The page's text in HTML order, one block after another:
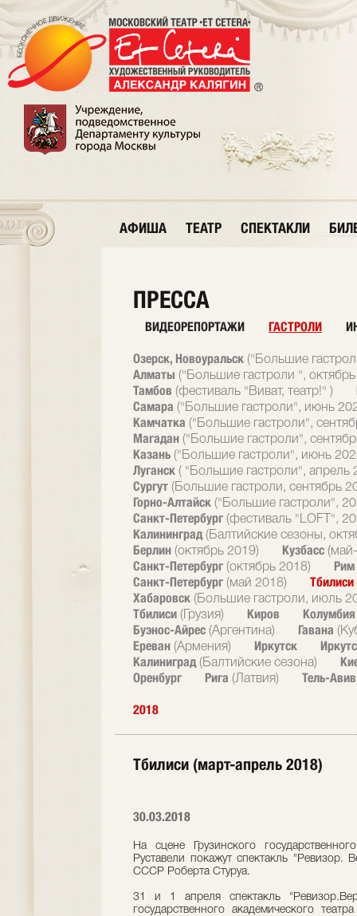
АФИША ТЕАТР СПЕКТАКЛИ
ПРЕССА
ВИДЕОРЕПОРТАЖИ ГАСТРОЛИ
Озерск, Новоуральск ("Большие
Алматы ("Большие гастроли ",
Тамбов (фестиваль "Виват, театр!" )
Самара ("Большие гастроли", июнь
Камчатка ("Большие гастроли",
Магадан ("Большие гастроли",
Казань ("Большие гастроли", июнь
Луганск ( "Большие гастроли", апрель
Сургут (Большие гастроли, сентябрь
Горно-Алтайск ("Большие гастроли",
Санкт-Петербург (фестиваль "LOFT",
Калининград (Балтийские сезоны,
Берлин (октябрь 2019) Кузбасс
Санкт-Петербург (октябрь 2018)
Рим
Санкт-Петербург (май 2018)
Тбилиси
Хабаровск (Большие гастроли, июль
Тбилиси (Грузия) Киров
Буэнос-Айрес (Аргентина) Гавана
Ереван (Армения) Иркутск
Калиниград (Балтийские сезона)
Оренбург
Рига (Латвия) Тель-
2018
Тбилиси (март-апрель 2018)
30.03.2018
На сцене Грузинского
Руставели покажут спектакль "Ревизор.
СССР Роберта Стуруа.
31 и 1 апреля спектакль
государственного академического